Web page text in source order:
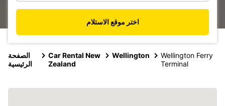
اختر موقع الاستلام
الصفحة
الرئيسية
Car Rental New
Zealand
Wellington
Wellington Ferry
Terminal